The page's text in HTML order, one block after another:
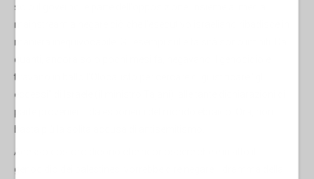
solo il governo, e parte dell'opposizione, insieme ai media
mainstream a negare ciò che l'esecutivo israeliano ribadisce in
maniera inequivocabile. Gli esempi sulle falsità sono infiniti. Da
quanti, ancora solo pochi mesi fa, negavano il genocidio e
tiravano in ballo l'Olocausto per cercare di giustificare "gli
eccessi" di Israele (il ministro Tajani), alle tante dichiarazioni di
parte provenienti da esponenti del mondo ebraico. Ora, non
Adesso costoro dicono che riconoscere che è in atto il
genocidio dei palestinesi vorrebbe dire negare il dramma della